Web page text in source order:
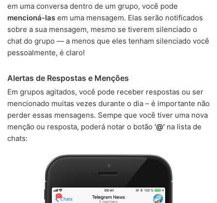
em uma conversa dentro de um grupo, você pode
mencioná-las em uma mensagem. Elas serão notificados
sobre a sua mensagem, mesmo se tiverem silenciado o
chat do grupo — a menos que eles tenham silenciado você
pessoalmente, é claro!
Alertas de Respostas e Menções
Em grupos agitados, você pode receber respostas ou ser
mencionado muitas vezes durante o dia – é importante não
perder essas mensagens. Sempe que você tiver uma nova
menção ou resposta, poderá notar o botão '@' na lista de
chats: